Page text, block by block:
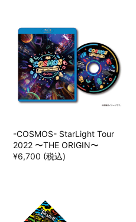
-COSMOS- StarLight Tour
2022 〜THE ORIGIN〜
¥6,700 (税込)